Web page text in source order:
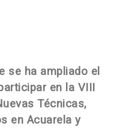
se ha ampliado el
en la VIII
Técnicas,
en Acuarela y